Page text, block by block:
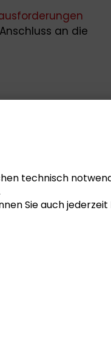
an die
technisch
Sie auch